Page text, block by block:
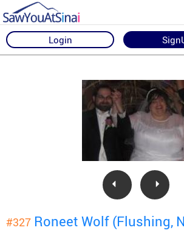
Login
#327 Roneet Wolf (Flushing,